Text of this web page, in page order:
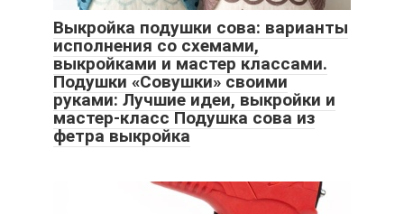
Выкройка подушки сова: варианты
исполнения со схемами,
выкройками и мастер классами.
Подушки «Совушки» своими
руками: Лучшие идеи, выкройки и
мастер-класс Подушка сова из
фетра выкройка